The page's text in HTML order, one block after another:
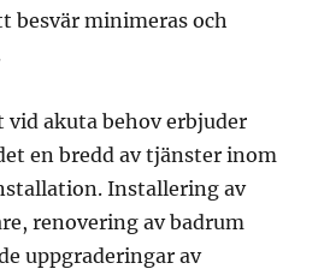
besvär minimeras och
vid akuta behov erbjuder
en bredd av tjänster inom
Installering av
renovering av badrum
uppgraderingar av